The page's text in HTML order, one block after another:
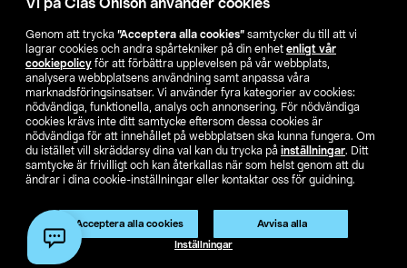
Vi på Clas Ohlson använder cookies
Genom att trycka ”Acceptera alla cookies” samtycker du till att vi
lagrar cookies och andra spårtekniker på din enhet enligt vår
cookiepolicy för att förbättra upplevelsen på vår webbplats,
analysera webbplatsens användning samt anpassa våra
marknadsföringsinsatser. Vi använder fyra kategorier av cookies:
nödvändiga, funktionella, analys och annonsering. För nödvändiga
cookies krävs inte ditt samtycke eftersom dessa cookies är
nödvändiga för att innehållet på webbplatsen ska kunna fungera. Om
du istället vill skräddarsy dina val kan du trycka på inställningar. Ditt
samtycke är frivilligt och kan återkallas när som helst genom att du
ändrar i dina cookie-inställningar eller kontaktar oss för guidning.
Acceptera alla cookies Avvisa alla
Inställningar
Hitta butik
SE NO FI
Ändra till priser exklusive moms